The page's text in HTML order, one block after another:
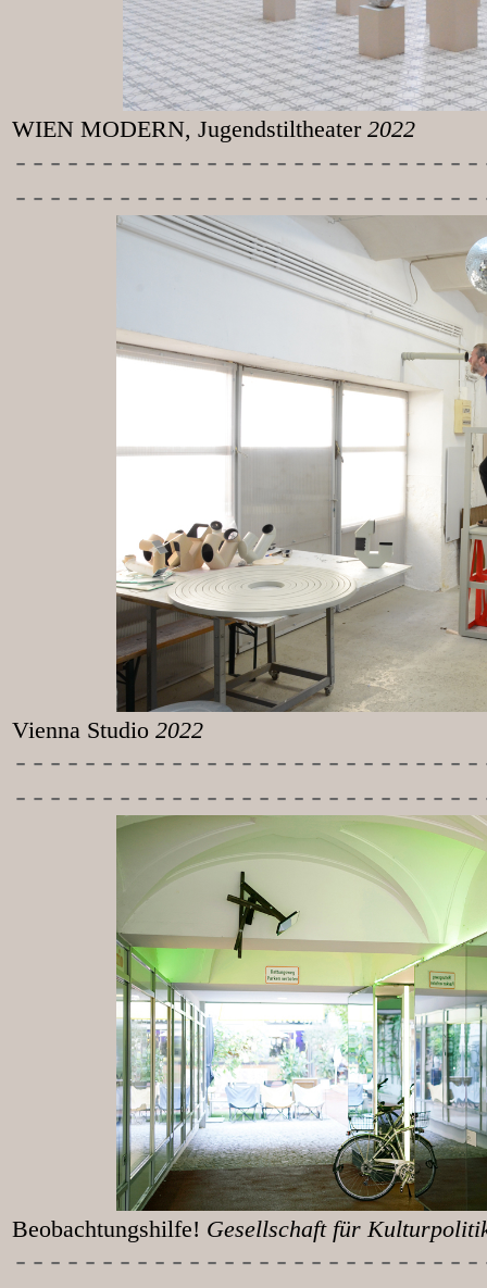
WIEN MODERN, Jugendstiltheater 2022
-----------
Vienna Studio 2022
-----------
Beobachtungshilfe! Gesellschaft für
-----------